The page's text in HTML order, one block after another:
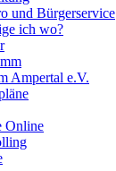
und Bürgerservice
ich wo?
Ampertal e.V.
Online